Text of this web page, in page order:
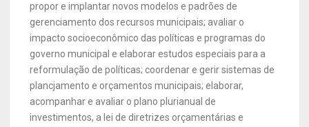
propor e implantar novos modelos e padrões de
gerenciamento dos recursos municipais; avaliar o
impacto socioeconômico das políticas e programas do
governo municipal e elaborar estudos especiais para a
reformulação de políticas; coordenar e gerir sistemas de
plancjamento e orçamentos municipais; elaborar,
acompanhar e avaliar o plano plurianual de
investimentos, a lei de diretrizes orçamentárias e